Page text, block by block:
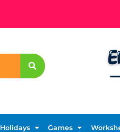
Holidays Games